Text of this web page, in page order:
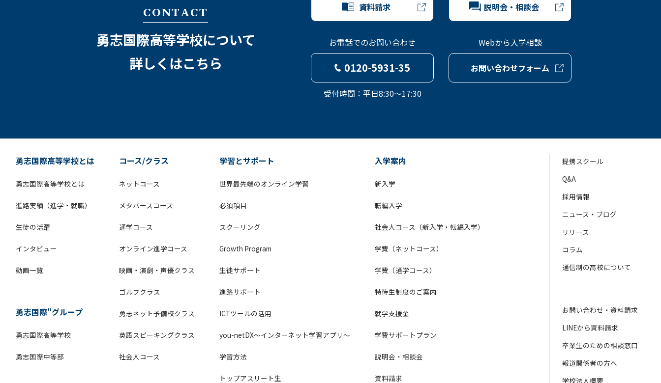
CONTACT
勇志国際高等学校について
詳しくはこちら
資料請求 説明会・相談会
お電話でのお問い合わせ
0120-5931-35
受付時間：平日8:30～17:30
Webから入学相談
お問い合わせフォーム
勇志国際高等学校とは
勇志国際高等学校とは
進路実績（進学・就職）
生徒の活躍
インタビュー
動画一覧
勇志国際"グループ
勇志国際高等学校
勇志国際中等部
コース/クラス
ネットコース
メタバースコース
通学コース
オンライン進学コース
映画・演劇・声優クラス
ゴルフクラス
勇志ネット予備校クラス
英語スピーキングクラス
社会人コース
学習とサポート
世界最先端のオンライン学習
必須項目
スクーリング
Growth Program
生徒サポート
進路サポート
ICTツールの活用
you-netDX～インターネット学習アプリ～
学習方法
トップアスリート生
入学案内
新入学
転編入学
社会人コース（新入学・転編入学）
学費（ネットコース）
学費（通学コース）
特待生制度のご案内
就学支援金
学費サポートプラン
説明会・相談会
資料請求
提携スクール
Q&A
採用情報
ニュース・ブログ
リリース
コラム
通信制の高校について
お問い合わせ・資料請求
LINEから資料請求
卒業生のための相談窓口
報道関係者の方へ
学校法人概要